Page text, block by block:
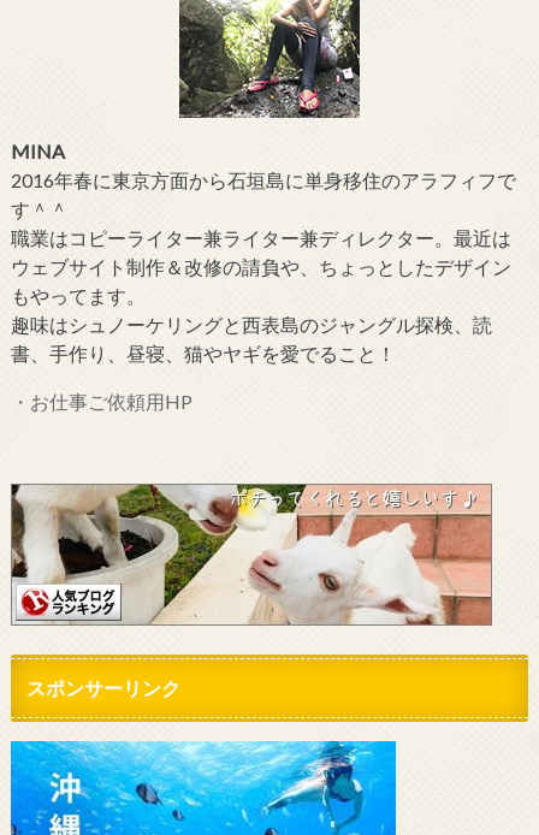
MINA
2016年春に東京方面から石垣島に単身移住のアラフィフで
す＾＾
職業はコピーライター兼ライター兼ディレクター。最近は
ウェブサイト制作＆改修の請負や、ちょっとしたデザイン
もやってます。
趣味はシュノーケリングと西表島のジャングル探検、読
書、手作り、昼寝、猫やヤギを愛でること！
・お仕事ご依頼用HP
スポンサーリンク